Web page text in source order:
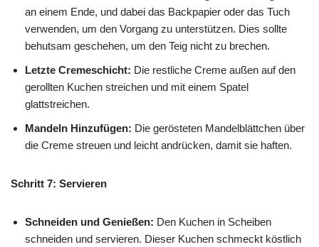
an einem Ende, und dabei das Backpapier oder das Tuch
verwenden, um den Vorgang zu unterstützen. Dies sollte
behutsam geschehen, um den Teig nicht zu brechen.
Letzte Cremeschicht: Die restliche Creme außen auf den
gerollten Kuchen streichen und mit einem Spatel
glattstreichen.
Mandeln Hinzufügen: Die gerösteten Mandelblättchen über
die Creme streuen und leicht andrücken, damit sie haften.
Schritt 7: Servieren
Schneiden und Genießen: Den Kuchen in Scheiben
schneiden und servieren. Dieser Kuchen schmeckt köstlich